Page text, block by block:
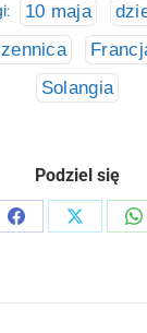
10 maja
Solangia
Podziel się
Share
Share